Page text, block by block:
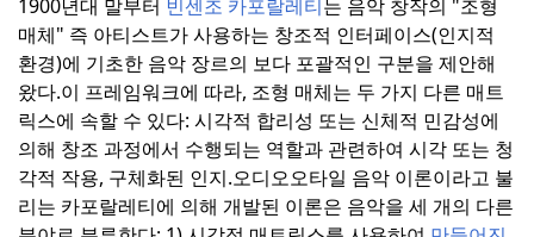
1900년대 말부터 빈센조 카포랄레티 는 음악 창작의 "조형
매체" 즉 아티스트가 사용하는 창조적 인터페이스(인지적
환경)에 기초한 음악 장르의 보다 포괄적인 구분을 제안해
왔다.이 프레임워크에 따라, 조형 매체는 두 가지 다른 매트
릭스에 속할 수 있다: 시각적 합리성 또는 신체적 민감성에
의해 창조 과정에서 수행되는 역할과 관련하여 시각 또는 청
각적 작용, 구체화된 인지.오디오오타일 음악 이론이라고 불
리는 카포랄레티에 의해 개발된 이론은 음악을 세 개의 다른